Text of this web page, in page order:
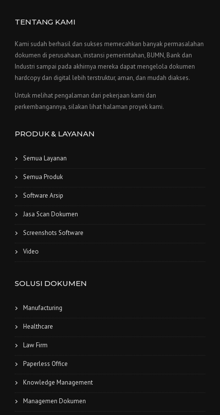
TENTANG KAMI
Kami sudah berhasil dan sukses memecahkan banyak permasalahan
dokumen di perusahaan, instansi pemerintahan, BUMN, Bank dan
Industri sampai pada akhirnya mereka dapat mengelola dokumen
hardcopy dan digital lebih terstruktur, aman, dan mudah diakses.
Untuk melihat pengalaman dari pekerjaan kami dan
perkembangannya, silakan lihat halaman proyek kami.
PRODUK & LAYANAN
Semua Layanan
Semua Produk
Software Arsip
Jasa Scan Dokumen
Screenshots Software
Video
SOLUSI DOKUMEN
Manufacturing
Healthcare
Law Firm
Paperless Office
Knowledge Management
Managemen Dokumen